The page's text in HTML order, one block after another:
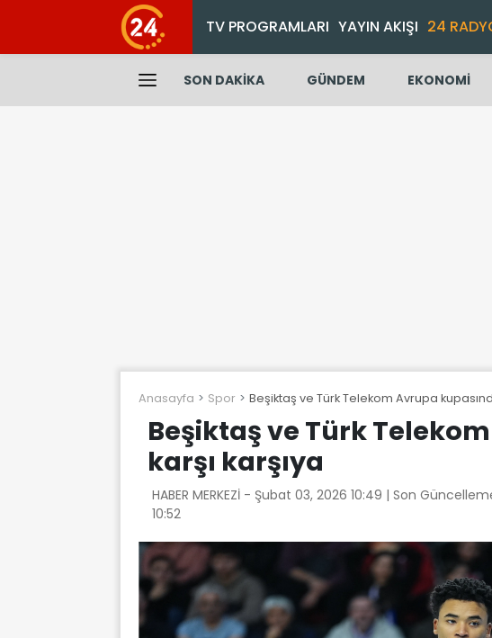
TV PROGRAMLARI YAYIN AKIŞI 24
SON DAKİKA GÜNDEM EKONOMİ
Anasayfa Spor Beşiktaş ve Türk Telekom Avrupa
Beşiktaş ve Türk
karşı karşıya
HABER MERKEZİ - Şubat 03, 2026 10:49 | Son
10:52